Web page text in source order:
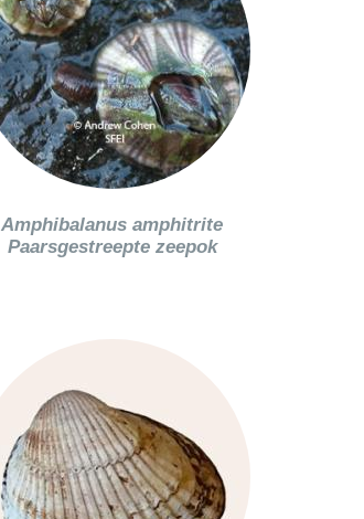
Amphibalanus amphitrite
Paarsgestreepte zeepok